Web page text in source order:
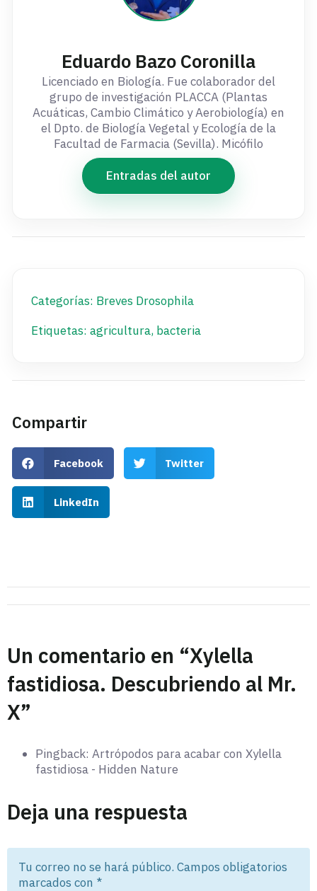
Eduardo Bazo Coronilla
Licenciado en Biología. Fue colaborador del
grupo de investigación PLACCA (Plantas
Acuáticas, Cambio Climático y Aerobiología) en
el Dpto. de Biología Vegetal y Ecología de la
Facultad de Farmacia (Sevilla). Micófilo
Entradas del autor
Categorías: Breves Drosophila
Etiquetas: agricultura, bacteria
Compartir
Facebook Twitter
LinkedIn
Un comentario en “Xylella
fastidiosa. Descubriendo al Mr.
X”
Pingback: Artrópodos para acabar con Xylella
fastidiosa - Hidden Nature
Deja una respuesta
Tu correo no se hará público. Campos obligatorios
marcados con *